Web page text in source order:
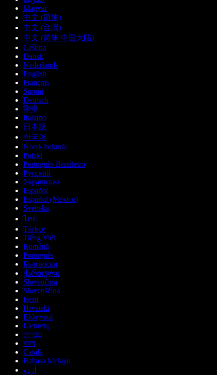
Magyar
中文 (简体)
中文 (台灣)
中文 (简体 中国大陆)
Čeština
Dansk
Nederlands
English
Français
Suomi
Deutsch
हिन्दी
Italiano
日本語
한국어
Norsk bokmål
Polski
Português Brasileiro
Русский
Українська
Español
Español (México)
Svenska
ไทย
Türkçe
Tiếng Việt
Română
Português
Български
ქართული
Slovenčina
Slovenščina
Eesti
Hrvatski
Ελληνικά
Lietuvių
עברית
বাংলা
Català
Bahasa Melayu
اردو